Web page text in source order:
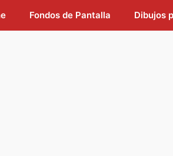
Fondos de Pantalla Dibujos